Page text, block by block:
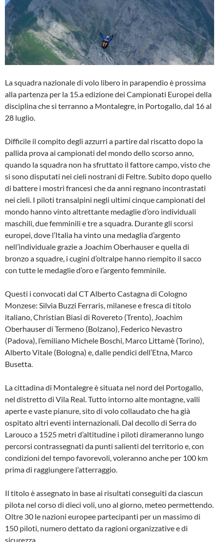
La squadra nazionale di volo libero in parapendio è prossima
alla partenza per la 15.a edizione dei Campionati Europei della
disciplina che si terranno a Montalegre, in Portogallo, dal 16 al
28 luglio.
Difficile il compito degli azzurri a partire dal riscatto dopo la
pallida prova ai campionati del mondo dello scorso anno,
quando la squadra non ha sfruttato il fattore campo, visto che
si sono disputati nei cieli nostrani di Feltre. Subito dopo quello
di battere i mostri francesi che da anni regnano incontrastati
nei cieli. I piloti transalpini negli ultimi cinque campionati del
mondo hanno vinto altrettante medaglie d’oro individuali
maschili, due femminili e tre a squadra. Durante gli scorsi
europei, dove l’Italia ha vinto una medaglia d’argento
nell’individuale grazie a Joachim Oberhauser e quella di
bronzo a squadre, i cugini d’oltralpe hanno riempito il sacco
con tutte le medaglie d’oro e l’argento femminile.
Questi i convocati dal CT Alberto Castagna di Cologno
Monzese: Silvia Buzzi Ferraris, milanese e fresca di titolo
italiano, Christian Biasi di Rovereto (Trento), Joachim
Oberhauser di Termeno (Bolzano), Federico Nevastro
(Padova), l’emiliano Michele Boschi, Marco Littamè (Torino),
Alberto Vitale (Bologna) e, dalle pendici dell’Etna, Marco
Busetta.
La cittadina di Montalegre è situata nel nord del Portogallo,
nel distretto di Vila Real. Tutto intorno alte montagne, valli
aperte e vaste pianure, sito di volo collaudato che ha già
ospitato altri eventi internazionali. Dal decollo di Serra do
Larouco a 1525 metri d’altitudine i piloti dirameranno lungo
percorsi contrassegnati da punti salienti del territorio e, con
condizioni del tempo favorevoli, voleranno anche per 100 km
prima di raggiungere l’atterraggio.
Il titolo è assegnato in base ai risultati conseguiti da ciascun
pilota nel corso di dieci voli, uno al giorno, meteo permettendo.
Oltre 30 le nazioni europee partecipanti per un massimo di
150 piloti, numero dettato da ragioni organizzative e di
sicurezza.